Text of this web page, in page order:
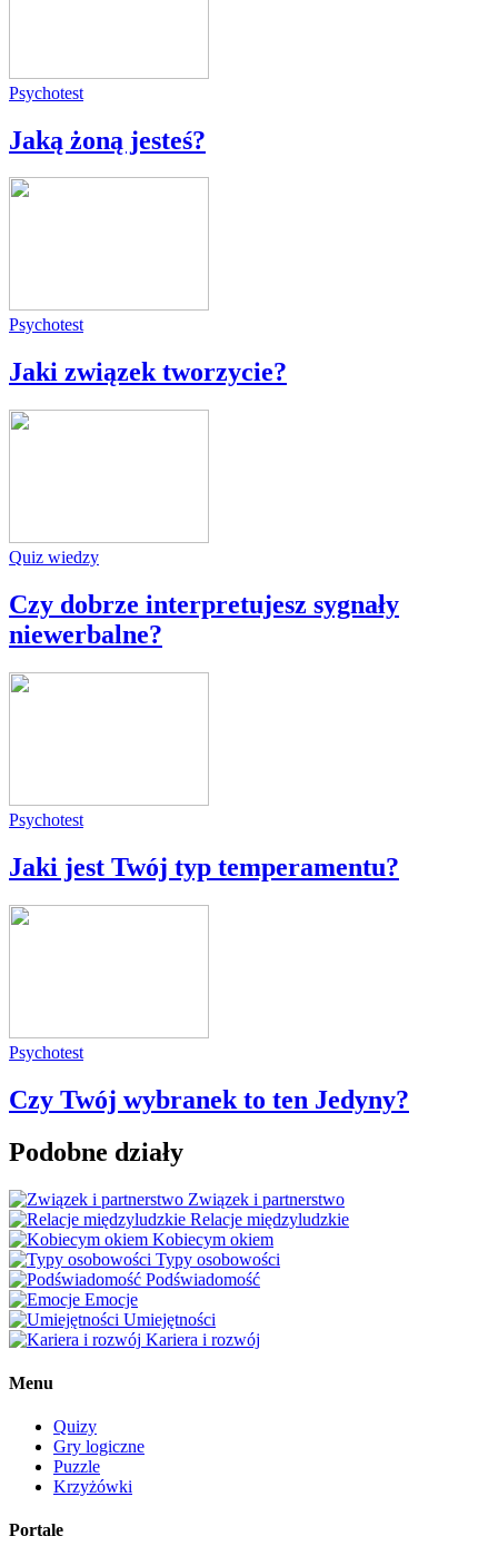
Psychotest
Jaką żoną jesteś?
Psychotest
Jaki związek tworzycie?
Quiz wiedzy
Czy dobrze interpretujesz sygnały
niewerbalne?
Psychotest
Jaki jest Twój typ temperamentu?
Psychotest
Czy Twój wybranek to ten Jedyny?
Podobne działy
Związek i partnerstwo
Relacje międzyludzkie
Kobiecym okiem
Typy osobowości
Podświadomość
Emocje
Umiejętności
Kariera i rozwój
Menu
Quizy
Gry logiczne
Puzzle
Krzyżówki
Portale